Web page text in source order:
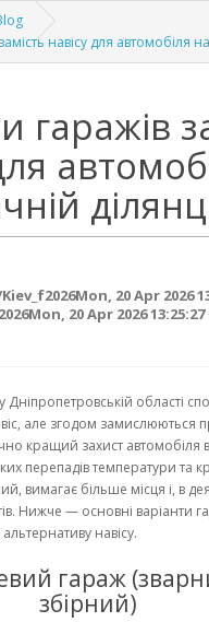
навісу для автомобіля
гаражів
20 Apr 2026
20 Apr 2026 13:25:27
Дніпропетровській області
але згодом замислюються
кращий захист автомобіля
перепадів температури та
вимагає більше місця і, в
Нижче — основні варіанти
навісу.
гараж
збірний)